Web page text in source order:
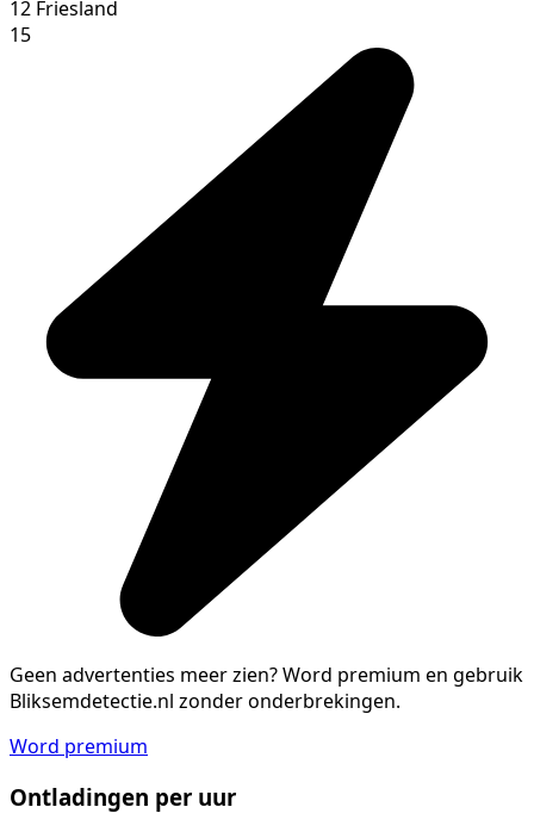
12 Friesland
15
Geen advertenties meer zien?Word premium en gebruik
Bliksemdetectie.nl zonder onderbrekingen.
Word premium
Ontladingen per uur